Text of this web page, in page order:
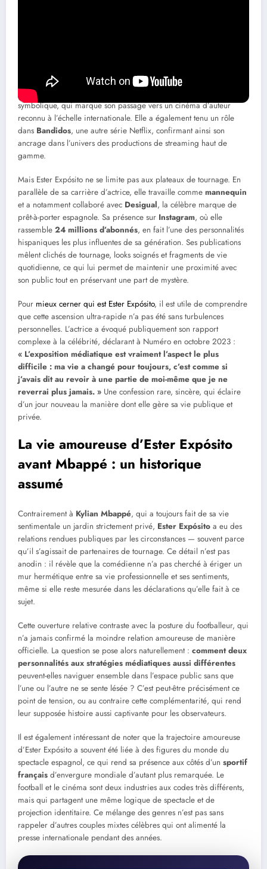
réalisateur mexicainAmat Escalante , présenté en compétition
officielle au
symbolique, qui marque son passage vers un cinéma d’auteur
reconnu à l’échelle internationale. Elle a également tenu un rôle
dans Bandidos, une autre série Netflix, confirmant ainsi son
ancrage dans l’univers des productions de streaming haut de
gamme.
Mais Ester Expósito ne se limite pas aux plateaux de tournage. En
parallèle de sa carrière d’actrice, elle travaille comme mannequin
et a notamment collaboré avec Desigual, la célèbre marque de
prêt-à-porter espagnole. Sa présence sur Instagram, où elle
rassemble 24 millions d’abonnés, en fait l’une des personnalités
hispaniques les plus influentes de sa génération. Ses publications
mêlent clichés de tournage, looks soignés et fragments de vie
quotidienne, ce qui lui permet de maintenir une proximité avec
son public tout en préservant une part de mystère.
Pour mieux cerner qui est Ester Expósito, il est utile de comprendre
que cette ascension ultra-rapide n’a pas été sans turbulences
personnelles. L’actrice a évoqué publiquement son rapport
complexe à la célébrité, déclarant à Numéro en octobre 2023 :
« L’exposition médiatique est vraiment l’aspect le plus
difficile : ma vie a changé pour toujours, c’est comme si
j’avais dit au revoir à une partie de moi-même que je ne
reverrai plus jamais. » Une confession rare, sincère, qui éclaire
d’un jour nouveau la manière dont elle gère sa vie publique et
privée.
La vie amoureuse d’Ester Expósito
avant Mbappé : un historique
assumé
Contrairement à Kylian Mbappé, qui a toujours fait de sa vie
sentimentale un jardin strictement privé, Ester Expósito a eu des
relations rendues publiques par les circonstances — souvent parce
qu’il s’agissait de partenaires de tournage. Ce détail n’est pas
anodin : il révèle que la comédienne n’a pas cherché à ériger un
mur hermétique entre sa vie professionnelle et ses sentiments,
même si elle reste mesurée dans les déclarations qu’elle fait à ce
sujet.
Cette ouverture relative contraste avec la posture du footballeur, qui
n’a jamais confirmé la moindre relation amoureuse de manière
officielle. La question se pose alors naturellement : comment deux
personnalités aux stratégies médiatiques aussi différentes
peuvent-elles naviguer ensemble dans l’espace public sans que
l’une ou l’autre ne se sente lésée ? C’est peut-être précisément ce
point de tension, ou au contraire cette complémentarité, qui rend
leur supposée histoire aussi captivante pour les observateurs.
Il est également intéressant de noter que la trajectoire amoureuse
d’Ester Expósito a souvent été liée à des figures du monde du
spectacle espagnol, ce qui rend sa présence aux côtés d’un sportif
français d’envergure mondiale d’autant plus remarquée. Le
football et le cinéma sont deux industries aux codes très différents,
mais qui partagent une même logique de spectacle et de
projection identitaire. Ce mélange des genres n’est pas sans
rappeler d’autres couples mixtes célèbres qui ont alimenté la
presse internationale pendant des années.